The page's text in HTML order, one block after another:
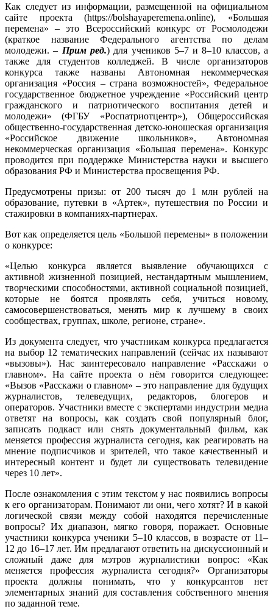
Как следует из информации, размещенной на официальном
сайте проекта (https://bolshayaperemena.online), «Большая
перемена» – это Всероссийский конкурс от Росмолодежи
(краткое название Федерального агентства по делам
молодежи. – Прим ред.) для учеников 5–7 и 8–10 классов, а
также для студентов колледжей. В числе организаторов
конкурса также названы Автономная некоммерческая
организация «Россия – страна возможностей», Федеральное
государственное бюджетное учреждение «Российский центр
гражданского и патриотического воспитания детей и
молодежи» (ФГБУ «Роспатриотцентр»), Общероссийская
общественно-государственная детско-юношеская организация
«Российское движение школьников», Автономная
некоммерческая организация «Большая перемена». Конкурс
проводится при поддержке Министерства науки и высшего
образования РФ и Министерства просвещения РФ.
Предусмотрены призы: от 200 тысяч до 1 млн рублей на
образование, путевки в «Артек», путешествия по России и
стажировки в компаниях-партнерах.
Вот как определяется цель «Большой перемены» в положении
о конкурсе:
«Целью конкурса является выявление обучающихся с
активной жизненной позицией, нестандартным мышлением,
творческими способностями, активной социальной позицией,
которые не боятся проявлять себя, учиться новому,
самосовершенствоваться, менять мир к лучшему в своих
сообществах, группах, школе, регионе, стране».
Из документа следует, что участникам конкурса предлагается
на выбор 12 тематических направлений (сейчас их называют
«вызовы»). Нас заинтересовало направление «Расскажи о
главном». На сайте проекта о нём говорится следующее:
«Вызов «Расскажи о главном» – это направление для будущих
журналистов, телеведущих, редакторов, блогеров и
операторов. Участники вместе с экспертами индустрии медиа
ответят на вопросы, как создать свой популярный блог,
записать подкаст или снять документальный фильм, как
меняется профессия журналиста сегодня, как реагировать на
мнение подписчиков и зрителей, что такое качественный и
интересный контент и будет ли существовать телевидение
через 10 лет».
После ознакомления с этим текстом у нас появились вопросы
к его организаторам. Понимают ли они, чего хотят? И в какой
логической связи между собой находятся перечисленные
вопросы? Их диапазон, мягко говоря, поражает. Основные
участники конкурса ученики 5–10 классов, в возрасте от 11–
12 до 16–17 лет. Им предлагают ответить на дискуссионный и
сложный даже для мэтров журналистики вопрос: «Как
меняется профессия журналиста сегодня?» Организаторы
проекта должны понимать, что у конкурсантов нет
элементарных знаний для составления собственного мнения
по заданной теме.